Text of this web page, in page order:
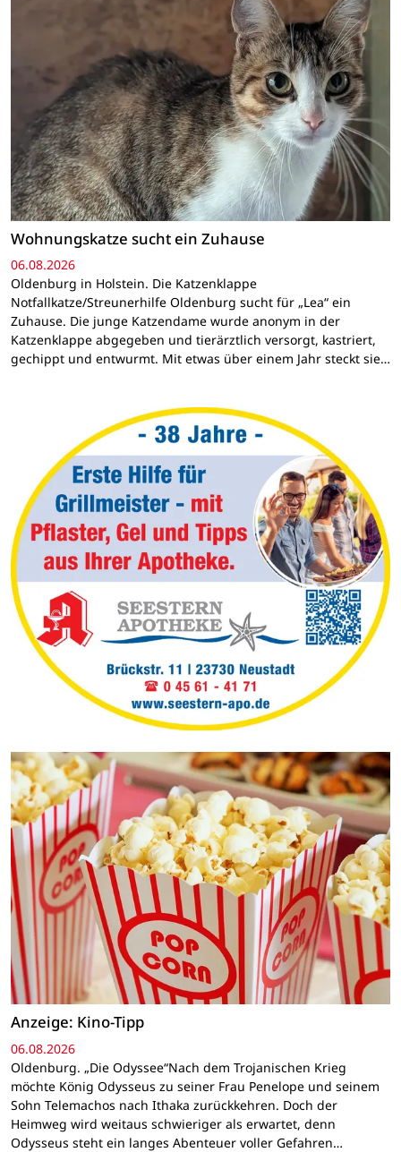
Wohnungskatze sucht ein Zuhause
06.08.2026
Oldenburg in Holstein. Die Katzenklappe
Notfallkatze/Streunerhilfe Oldenburg sucht für „Lea“ ein
Zuhause. Die junge Katzendame wurde anonym in der
Katzenklappe abgegeben und tierärztlich versorgt, kastriert,
gechippt und entwurmt. Mit etwas über einem Jahr steckt sie…
Anzeige: Kino-Tipp
06.08.2026
Oldenburg. „Die Odyssee“Nach dem Trojanischen Krieg
möchte König Odysseus zu seiner Frau Penelope und seinem
Sohn Telemachos nach Ithaka zurückkehren. Doch der
Heimweg wird weitaus schwieriger als erwartet, denn
Odysseus steht ein langes Abenteuer voller Gefahren…